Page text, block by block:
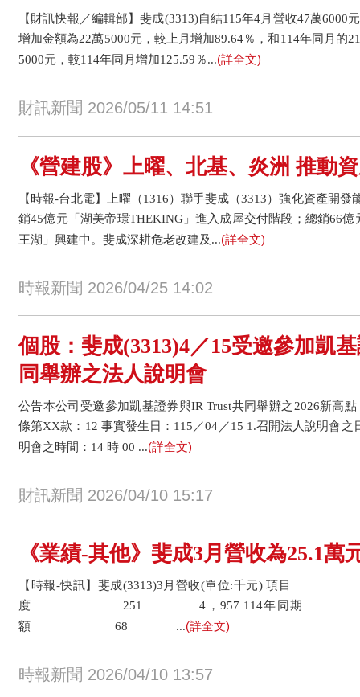
【財訊快報／編輯部】斐成(3313)自結115年4月營收47萬6000
增加金額為22萬5000元，較上月增加89.64％，和114年同月的
5000元，較114年同月增加125.59％...(詳全文)
財訊新聞 2026/05/11 14:51
《營建股》上曜、北基、炎洲 推動
【時報-台北電】上曜（1316）聯手斐成（3313）強化資產開
銷45億元「湖美帝璟THEKING」進入成屋交付階段；總銷66
王湖」興建中。斐成深耕危老改建及...(詳全文)
時報新聞 2026/04/25 14:02
個股：斐成(3313)4／15受邀參加凱
同舉辦之法人說明會
公告本公司受邀參加凱基證券與IR Trust共同舉辦之2026新高
條第XX款：12 事實發生日：115／04／15 1.召開法人說明會之
明會之時間：14 時 00 ...(詳全文)
財訊新聞 2026/04/10 15:17
《業績-其他》斐成3月營收為25.1萬
【時報-快訊】斐成(3313)3月營收(單位:千元) 項
度 251 4，957 114年同期
額 68 ...(詳全文)
時報新聞 2026/04/10 13:57